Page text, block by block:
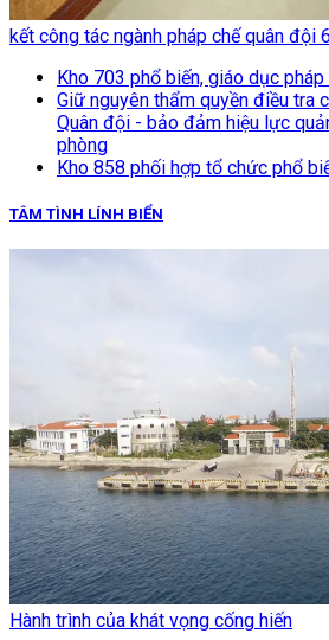
kết công tác ngành pháp chế quân đội
Kho 703 phổ biến, giáo dục
Giữ nguyên thẩm quyền điều tra
Quân đội - bảo đảm hiệu lực
phòng
Kho 858 phối hợp tổ chức phổ
TÂM TÌNH LÍNH BIỂN
Hành trình của khát vọng cống hiến